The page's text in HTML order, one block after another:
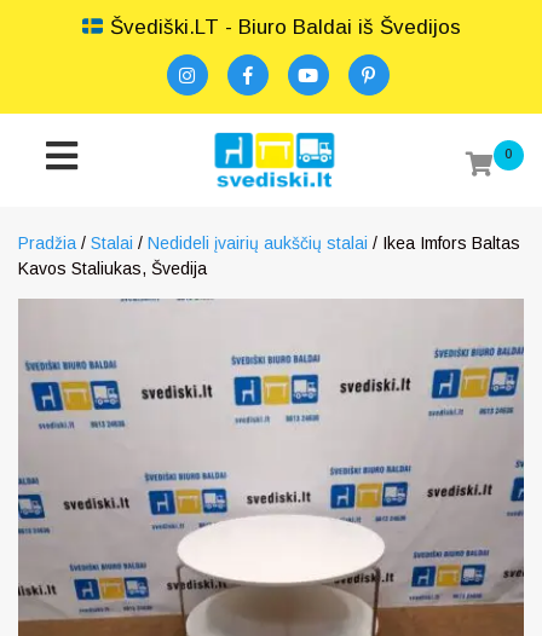
Švediški.LT - Biuro Baldai iš Švedijos
0
Pradžia / Stalai / Nedideli įvairių aukščių stalai / Ikea Imfors Baltas
Kavos Staliukas, Švedija